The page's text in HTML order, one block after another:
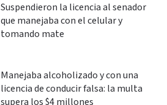
Suspendieron la licencia al senador
que manejaba con el celular y
tomando mate
Manejaba alcoholizado y con una
licencia de conducir falsa: la multa
supera los $4 millones